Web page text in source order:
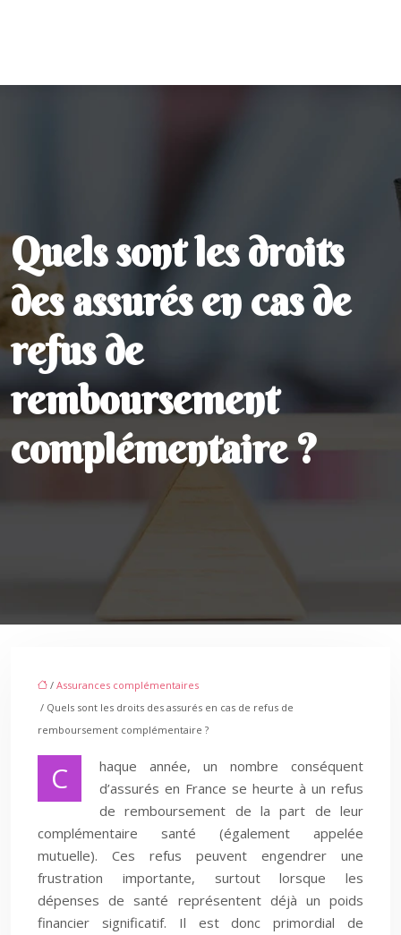
Quels sont les droits
des assurés en cas de
refus de
remboursement
complémentaire ?
/ Assurances complémentaires
/ Quels sont les droits des assurés en cas de refus de
remboursement complémentaire ?
C
haque année, un nombre conséquent
d’assurés en France se heurte à un refus
de remboursement de la part de leur
complémentaire santé (également appelée
mutuelle). Ces refus peuvent engendrer une
frustration importante, surtout lorsque les
dépenses de santé représentent déjà un poids
financier significatif. Il est donc primordial de